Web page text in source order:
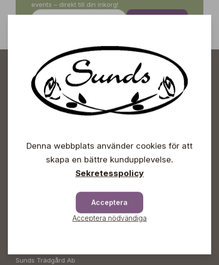
events – direkt till din inkorg!
Sunds Trädgårdscenter
Öppet
Vardagar 09-18
Sunds Trädgård Ab
Denna webbplats använder cookies för att
skapa en bättre kundupplevelse.
Sekretesspolicy
Acceptera
Acceptera nödvändiga